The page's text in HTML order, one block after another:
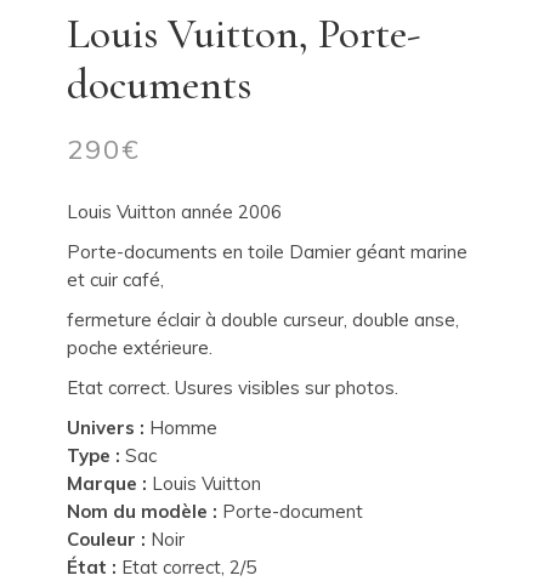
Louis Vuitton, Porte-
documents
290€
Louis Vuitton année 2006
Porte-documents en toile Damier géant marine
et cuir café,
fermeture éclair à double curseur, double anse,
poche extérieure.
Etat correct. Usures visibles sur photos.
Univers : Homme
Type : Sac
Marque : Louis Vuitton
Nom du modèle : Porte-document
Couleur : Noir
État : Etat correct, 2/5